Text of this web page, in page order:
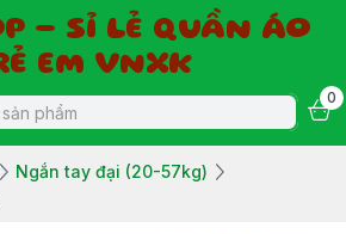
- SỈ LẺ QUẦN ÁO
EM VNXK
0
Ngắn tay đại (20-57kg)